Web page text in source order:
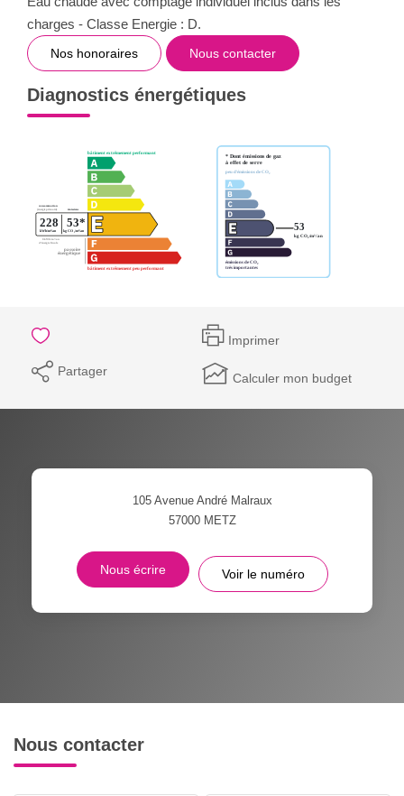
charges - Classe Energie : D.
Nos honoraires Nous contacter
Diagnostics énergétiques
Imprimer
Partager Calculer mon budget
105 Avenue André Malraux
57000 METZ
Nous écrire Voir le numéro
Nous contacter